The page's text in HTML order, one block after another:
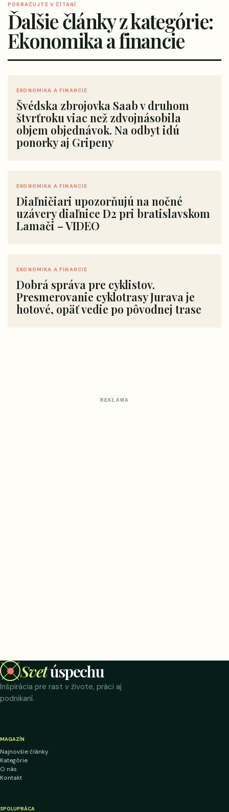
POKRAČUJTE V ČÍTANÍ
Ďalšie články z kategórie:
Ekonomika a financie
EKONOMIKA A FINANCIE
Švédska zbrojovka Saab v druhom
štvrťroku viac než zdvojnásobila
objem objednávok. Na odbyt idú
ponorky aj Gripeny
EKONOMIKA A FINANCIE
Diaľničiari upozorňujú na nočné
uzávery diaľnice D2 pri bratislavskom
Lamači – VIDEO
EKONOMIKA A FINANCIE
Dobrá správa pre cyklistov.
Presmerovanie cyklotrasy Jurava je
hotové, opäť vedie po pôvodnej trase
REKLAMA
Svetúspechu
Inšpirácia pre rast v živote, práci aj
podnikaní.
MAGAZÍN
Najnovšie články
Kategórie
O nás
Kontakt
SPOLUPRÁCA